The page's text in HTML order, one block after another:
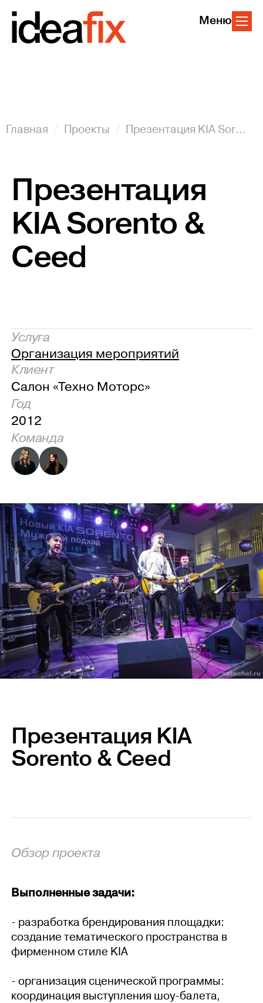
Меню
Презентация
KIA Sorento &
Ceed
Главная Проекты Презентация KIA Sorento & Ceed
Услуга
Организация мероприятий
Клиент
Салон «Техно Моторс»
Год
2012
Команда
Презентация KIA
Sorento & Ceed
Обзор проекта
Выполненные задачи:
- разработка брендирования площадки:
создание тематического пространства в
фирменном стиле KIA
- организация сценической программы:
координация выступления шоу-балета,